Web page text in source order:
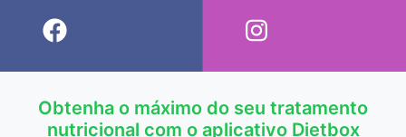
Obtenha o máximo do seu tratamento
nutricional com o aplicativo Dietbox